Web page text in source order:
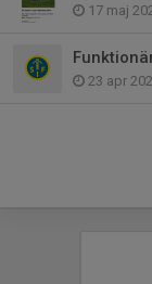
17 maj
23 apr